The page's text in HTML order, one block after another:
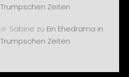
Trumpschen Zeiten
Sabine zu Ein Ehedrama in
Trumpschen Zeiten